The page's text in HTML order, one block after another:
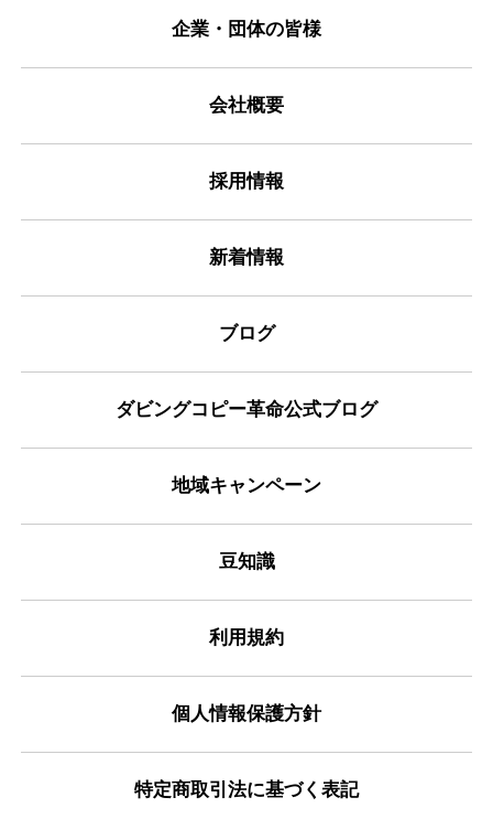
企業・団体の皆様
会社概要
採用情報
新着情報
ブログ
ダビングコピー革命公式ブログ
地域キャンペーン
豆知識
利用規約
個人情報保護方針
特定商取引法に基づく表記